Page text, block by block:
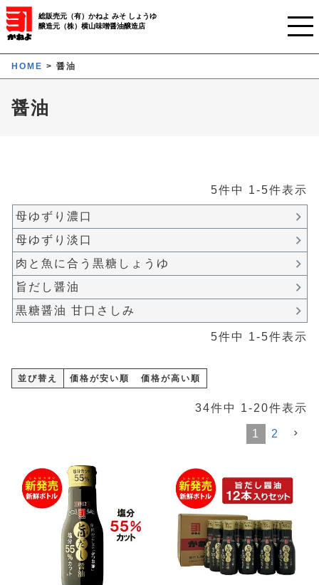
総販売元（有）かねよ みそ しょうゆ
醸造元（株）横山味噌醤油醸造店
オンラインストア
マイページ
HOME 醤油
醤油
5件中 1-5件表示
母ゆずり濃口
母ゆずり淡口
肉と魚に合う黒糖しょうゆ
旨だし醤油
黒糖醤油 甘口さしみ
5件中 1-5件表示
並び替え 価格が安い順 価格が高い順
34件中 1-20件表示
1 2